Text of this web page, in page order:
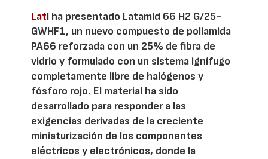
Lati ha presentado Latamid 66 H2 G/25-
GWHF1, un nuevo compuesto de poliamida
PA66 reforzada con un 25% de fibra de
vidrio y formulado con un sistema ignífugo
completamente libre de halógenos y
fósforo rojo. El material ha sido
desarrollado para responder a las
exigencias derivadas de la creciente
miniaturización de los componentes
eléctricos y electrónicos, donde la